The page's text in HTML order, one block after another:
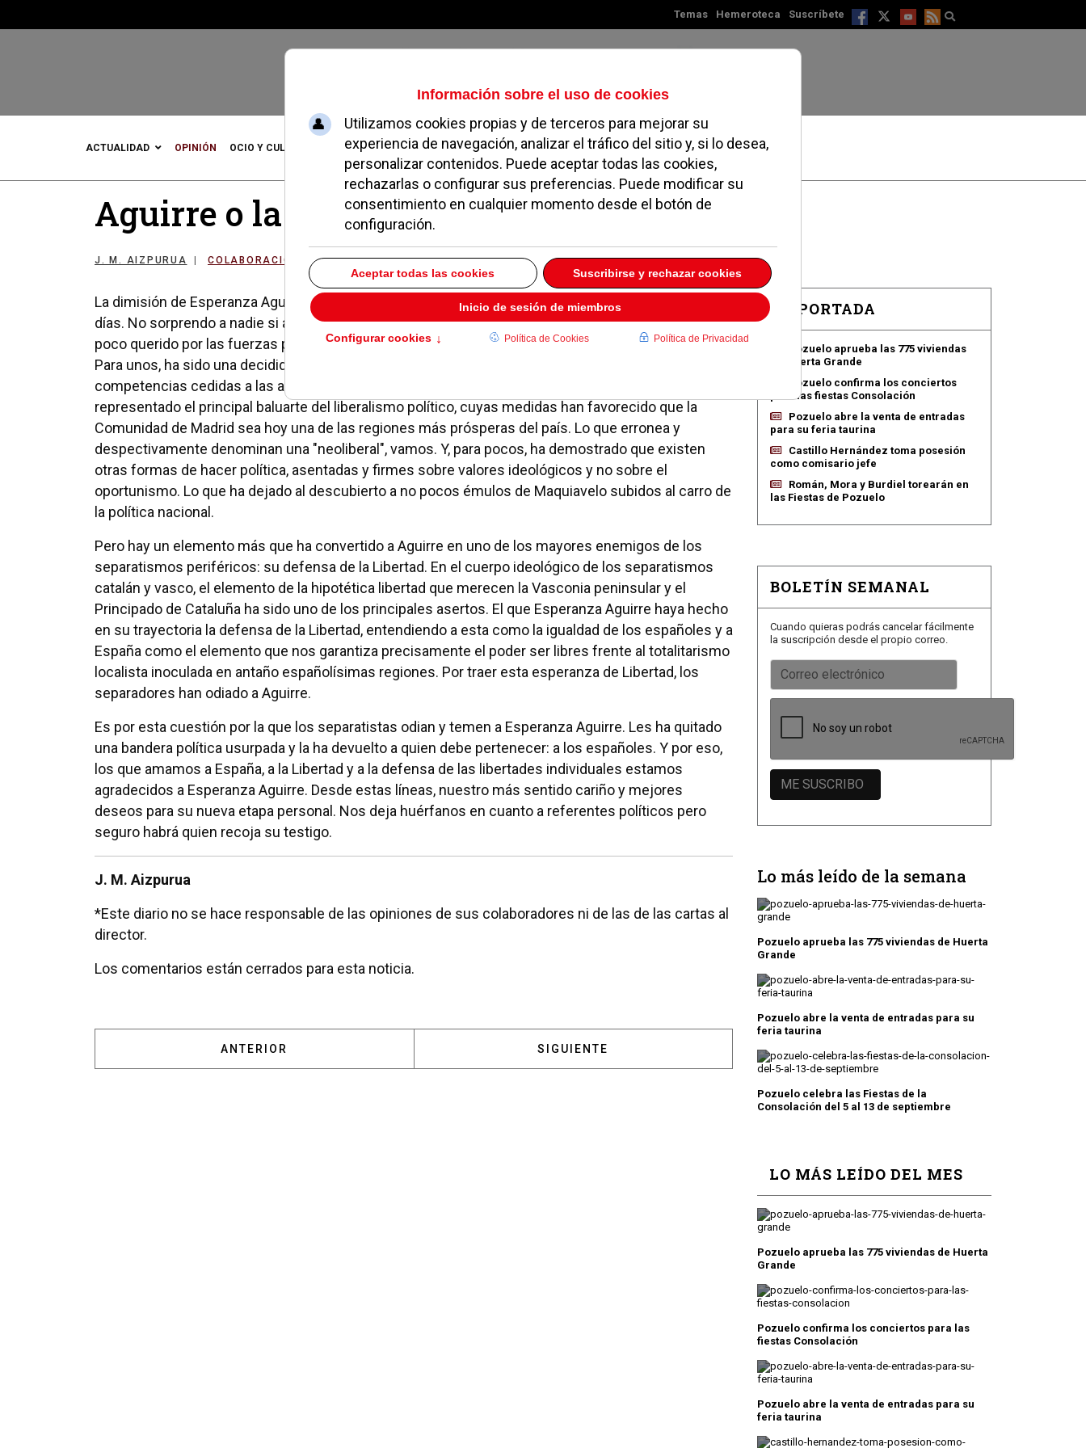
Temas Hemeroteca Suscríbete
Jueves, 06 de agosto de 2026
ACTUALIDAD OPINIÓN OCIO Y CULTURA DEPORTES MADRID NOROESTE SOCIEDAD MAGAZINE SERVICIOS
Aguirre o la defensa de la Libertad
J. M. AIZPURUA COLABORACIONES 23 SEPTIEMBRE 2012
La dimisión de Esperanza Aguirre está siendo uno de los referentes informativos de los últimos
días. No sorprendo a nadie si afirmo que, por lo general, Aguirre ha sido y sigue siendo un personaje
poco querido por las fuerzas políticas periféricas existentes en España, es decir, los separatismos.
Para unos, ha sido una decidida defensora de la recuperación por parte del Estado de ciertas
competencias cedidas a las autonomías. O sea, enemiga del descontrol autonómico. Para otros, ha
representado el principal baluarte del liberalismo político, cuyas medidas han favorecido que la
Comunidad de Madrid sea hoy una de las regiones más prósperas del país. Lo que erronea y
despectivamente denominan una "neoliberal", vamos. Y, para pocos, ha demostrado que existen
otras formas de hacer política, asentadas y firmes sobre valores ideológicos y no sobre el
oportunismo. Lo que ha dejado al descubierto a no pocos émulos de Maquiavelo subidos al carro de
la política nacional.
Pero hay un elemento más que ha convertido a Aguirre en uno de los mayores enemigos de los
separatismos periféricos: su defensa de la Libertad. En el cuerpo ideológico de los separatismos
catalán y vasco, el elemento de la hipotética libertad que merecen la Vasconia peninsular y el
Principado de Cataluña ha sido uno de los principales asertos. El que Esperanza Aguirre haya hecho
en su trayectoria la defensa de la Libertad, entendiendo a esta como la igualdad de los españoles y a
España como el elemento que nos garantiza precisamente el poder ser libres frente al totalitarismo
localista inoculada en antaño españolísimas regiones. Por traer esta esperanza de Libertad, los
separadores han odiado a Aguirre.
Es por esta cuestión por la que los separatistas odian y temen a Esperanza Aguirre. Les ha quitado
una bandera política usurpada y la ha devuelto a quien debe pertenecer: a los españoles. Y por eso,
los que amamos a España, a la Libertad y a la defensa de las libertades individuales estamos
agradecidos a Esperanza Aguirre. Desde estas líneas, nuestro más sentido cariño y mejores
deseos para su nueva etapa personal. Nos deja huérfanos en cuanto a referentes políticos pero
seguro habrá quien recoja su testigo.
J. M. Aizpurua
*Este diario no se hace responsable de las opiniones de sus colaboradores ni de las de las cartas al
director.
Los comentarios están cerrados para esta noticia.
ARTÍCULO ANTERIOR: ESPERANZA AGUIRRE, EJEMPLO DE DIGNIDAD
ANTERIOR ARTÍCULO SIGUIENTE: IGNACIO GONZÁLEZ, PRESIDENTE
SIGUIENTE
EN PORTADA
Pozuelo aprueba las 775 viviendas
de Huerta Grande
Pozuelo confirma los conciertos
para las fiestas Consolación
Pozuelo abre la venta de entradas
para su feria taurina
Castillo Hernández toma posesión
como comisario jefe
Román, Mora y Burdiel torearán en
las Fiestas de Pozuelo
BOLETÍN SEMANAL
Cuando quieras podrás cancelar fácilmente
la suscripción desde el propio correo.
Lo más leído de la semana
Pozuelo aprueba las 775 viviendas de Huerta
Grande
Pozuelo abre la venta de entradas para su
feria taurina
Pozuelo celebra las Fiestas de la
Consolación del 5 al 13 de septiembre
LO MÁS LEÍDO DEL MES
Pozuelo aprueba las 775 viviendas de Huerta
Grande
Pozuelo confirma los conciertos para las
fiestas Consolación
Pozuelo abre la venta de entradas para su
feria taurina